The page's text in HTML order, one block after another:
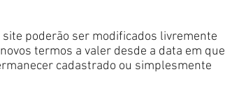
poderão ser modificados livremente
termos a valer desde a data em que
cadastrado ou simplesmente